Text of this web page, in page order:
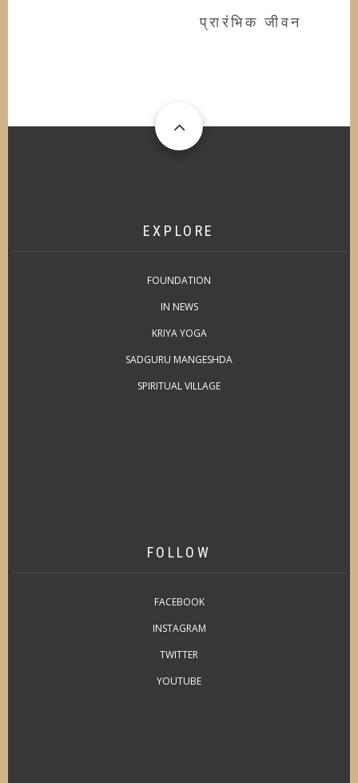
प्रारंभिक जीवन
EXPLORE
FOUNDATION
IN NEWS
KRIYA YOGA
SADGURU MANGESHDA
SPIRITUAL VILLAGE
FOLLOW
FACEBOOK
INSTAGRAM
TWITTER
YOUTUBE